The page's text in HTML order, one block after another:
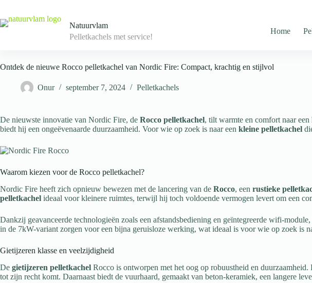
content
Natuurvlam
Pelletkachels met service!
Home
Ontdek de nieuwe Rocco pelletkachel van Nordic Fire: Compact, krachtig en stijlvol
Onur september 7, 2024 Pelletkachels
De nieuwste innovatie van Nordic Fire, de Rocco pelletkachel, tilt warmte en comfort naar
biedt hij een ongeëvenaarde duurzaamheid. Voor wie op zoek is naar een kleine pelletkachel
Waarom kiezen voor de Rocco pelletkachel?
Nordic Fire heeft zich opnieuw bewezen met de lancering van de Rocco, een rustieke
pelletkachel ideaal voor kleinere ruimtes, terwijl hij toch voldoende vermogen levert om een
Dankzij geavanceerde technologieën zoals een afstandsbediening en geïntegreerde wifi-
in de 7kW-variant zorgen voor een bijna geruisloze werking, wat ideaal is voor wie op zoek is
Gietijzeren klasse en veelzijdigheid
De gietijzeren pelletkachel Rocco is ontworpen met het oog op robuustheid en
tot zijn recht komt. Daarnaast biedt de vuurhaard, gemaakt van beton-keramiek, een langere